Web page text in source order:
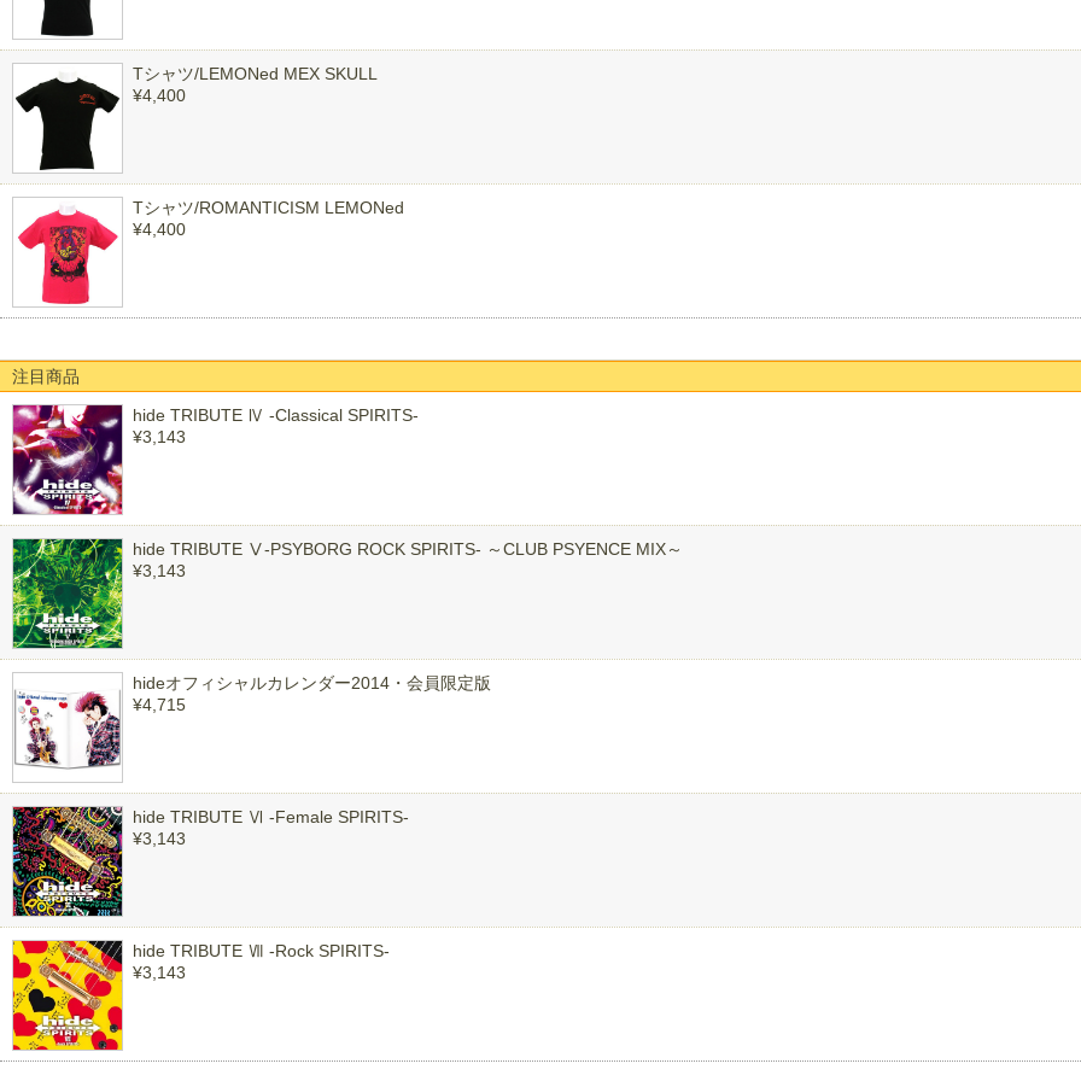
Tシャツ/LEMONed MEX SKULL
¥4,400
Tシャツ/ROMANTICISM LEMONed
¥4,400
注目商品
hide TRIBUTE Ⅳ -Classical SPIRITS-
¥3,143
hide TRIBUTE Ⅴ-PSYBORG ROCK SPIRITS- ～CLUB PSYENCE MIX～
¥3,143
hideオフィシャルカレンダー2014・会員限定版
¥4,715
hide TRIBUTE Ⅵ -Female SPIRITS-
¥3,143
hide TRIBUTE Ⅶ -Rock SPIRITS-
¥3,143